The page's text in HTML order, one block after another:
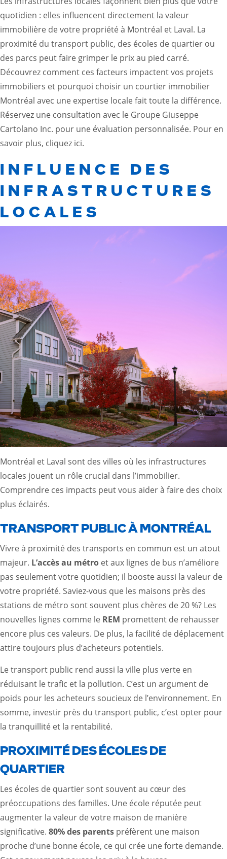
quotidien : elles influencent directement la valeur
immobilière de votre propriété à Montréal et Laval. La
proximité du transport public, des écoles de quartier ou
des parcs peut faire grimper le prix au pied carré.
Découvrez comment ces facteurs impactent vos projets
immobiliers et pourquoi choisir un courtier immobilier
Montréal avec une expertise locale fait toute la différence.
Réservez une consultation avec le Groupe Giuseppe
Cartolano Inc. pour une évaluation personnalisée. Pour en
savoir plus, cliquez ici.
INFLUENCE DES
INFRASTRUCTURES
LOCALES
Montréal et Laval sont des villes où les infrastructures
locales jouent un rôle crucial dans l’immobilier.
Comprendre ces impacts peut vous aider à faire des choix
plus éclairés.
TRANSPORT PUBLIC À MONTRÉAL
Vivre à proximité des transports en commun est un atout
majeur. L’accès au métro et aux lignes de bus n’améliore
pas seulement votre quotidien; il booste aussi la valeur de
votre propriété. Saviez-vous que les maisons près des
stations de métro sont souvent plus chères de 20 %? Les
nouvelles lignes comme le REM promettent de rehausser
encore plus ces valeurs. De plus, la facilité de déplacement
attire toujours plus d’acheteurs potentiels.
Le transport public rend aussi la ville plus verte en
réduisant le trafic et la pollution. C’est un argument de
poids pour les acheteurs soucieux de l’environnement. En
somme, investir près du transport public, c’est opter pour
la tranquillité et la rentabilité.
PROXIMITÉ DES ÉCOLES DE
QUARTIER
Les écoles de quartier sont souvent au cœur des
préoccupations des familles. Une école réputée peut
augmenter la valeur de votre maison de manière
significative. 80% des parents préfèrent une maison
proche d’une bonne école, ce qui crée une forte demande.